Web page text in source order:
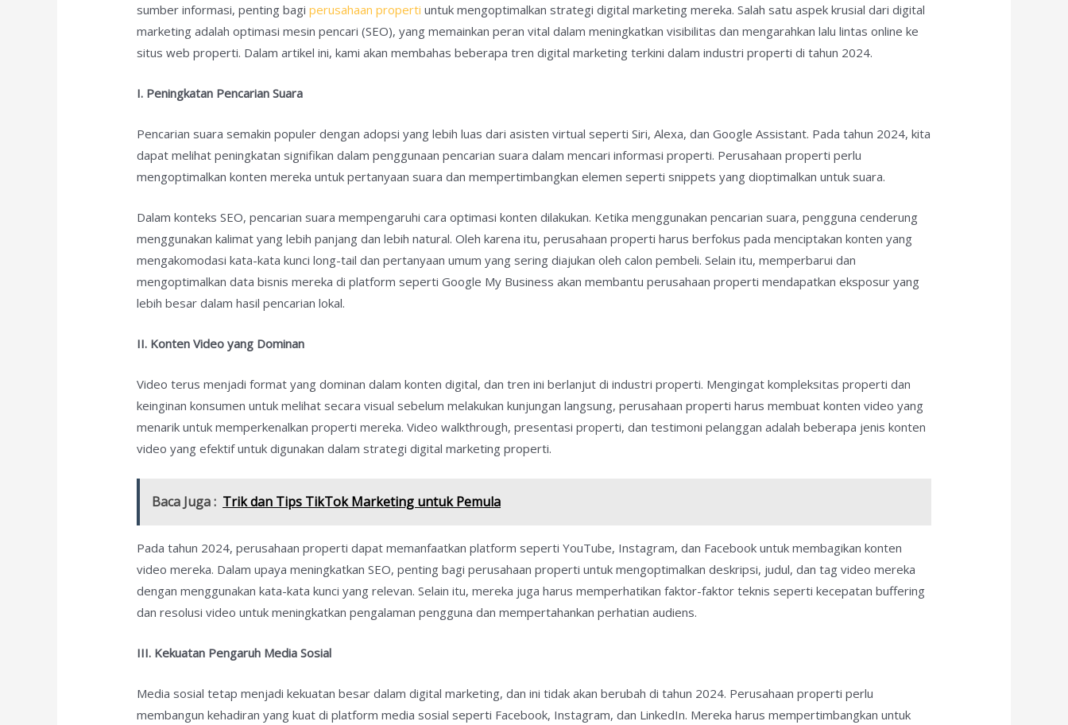
sumber informasi, penting bagiperusahaan properti untuk mengoptimalkan strategi digital marketing mereka. Salah satu aspek krusial dari digital
marketing adalah optimasi mesin pencari (SEO), yang memainkan peran vital dalam meningkatkan visibilitas dan mengarahkan lalu lintas online ke
situs web properti. Dalam artikel ini, kami akan membahas beberapa tren digital marketing terkini dalam industri properti di tahun 2024.
I. Peningkatan Pencarian Suara
Pencarian suara semakin populer dengan adopsi yang lebih luas dari asisten virtual seperti Siri, Alexa, dan Google Assistant. Pada tahun 2024, kita
dapat melihat peningkatan signifikan dalam penggunaan pencarian suara dalam mencari informasi properti. Perusahaan properti perlu
mengoptimalkan konten mereka untuk pertanyaan suara dan mempertimbangkan elemen seperti snippets yang dioptimalkan untuk suara.
Dalam konteks SEO, pencarian suara mempengaruhi cara optimasi konten dilakukan. Ketika menggunakan pencarian suara, pengguna cenderung
menggunakan kalimat yang lebih panjang dan lebih natural. Oleh karena itu, perusahaan properti harus berfokus pada menciptakan konten yang
mengakomodasi kata-kata kunci long-tail dan pertanyaan umum yang sering diajukan oleh calon pembeli. Selain itu, memperbarui dan
mengoptimalkan data bisnis mereka di platform seperti Google My Business akan membantu perusahaan properti mendapatkan eksposur yang
lebih besar dalam hasil pencarian lokal.
II. Konten Video yang Dominan
Video terus menjadi format yang dominan dalam konten digital, dan tren ini berlanjut di industri properti. Mengingat kompleksitas properti dan
keinginan konsumen untuk melihat secara visual sebelum melakukan kunjungan langsung, perusahaan properti harus membuat konten video yang
menarik untuk memperkenalkan properti mereka. Video walkthrough, presentasi properti, dan testimoni pelanggan adalah beberapa jenis konten
video yang efektif untuk digunakan dalam strategi digital marketing properti.
Baca Juga : Trik dan Tips TikTok Marketing untuk Pemula
Pada tahun 2024, perusahaan properti dapat memanfaatkan platform seperti YouTube, Instagram, dan Facebook untuk membagikan konten
video mereka. Dalam upaya meningkatkan SEO, penting bagi perusahaan properti untuk mengoptimalkan deskripsi, judul, dan tag video mereka
dengan menggunakan kata-kata kunci yang relevan. Selain itu, mereka juga harus memperhatikan faktor-faktor teknis seperti kecepatan buffering
dan resolusi video untuk meningkatkan pengalaman pengguna dan mempertahankan perhatian audiens.
III. Kekuatan Pengaruh Media Sosial
Media sosial tetap menjadi kekuatan besar dalam digital marketing, dan ini tidak akan berubah di tahun 2024. Perusahaan properti perlu
membangun kehadiran yang kuat di platform media sosial seperti Facebook, Instagram, dan LinkedIn. Mereka harus mempertimbangkan untuk